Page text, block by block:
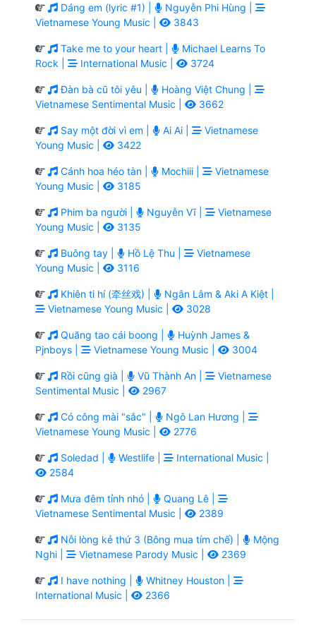
Dáng em (lyric #1) |
Nguyễn Phi Hùng |
Vietnamese Young Music |
3843
Take me to your heart |
Michael Learns To
Rock |
International Music | 3724
Đàn bà cũ tôi yêu |
Hoàng Việt Chung |
Vietnamese Sentimental Music |
3662
Say một đời vì em | Ai Ai |
Vietnamese
Young Music |
3422
Cánh hoa héo tàn | Mochiii |
Vietnamese
Young Music |
3185
Phim ba người | Nguyễn Vĩ |
Vietnamese
Young Music |
3135
Buông tay | Hồ Lệ Thu |
Vietnamese
Young Music |
3116
Khiên ti hí (牵丝戏) |
Ngân Lâm & Aki A Kiệt |
Vietnamese Young Music |
3028
Quăng tao cái boong |
Huỳnh James &
Pjnboys |
Vietnamese Young Music | 3004
Rồi cũng già | Vũ Thành An |
Vietnamese
Sentimental Music |
2967
Có công mài "sắc" |
Ngô Lan Hương |
Vietnamese Young Music |
2776
Soledad | Westlife |
International Music |
2584
Mưa đêm tỉnh nhỏ |
Quang Lê |
Vietnamese Sentimental Music |
2389
Nỗi lòng kẻ thứ 3 (Bông mua tím chế) |
Mộng
Nghi |
Vietnamese Parody Music | 2369
I have nothing |
Whitney Houston |
International Music |
2366